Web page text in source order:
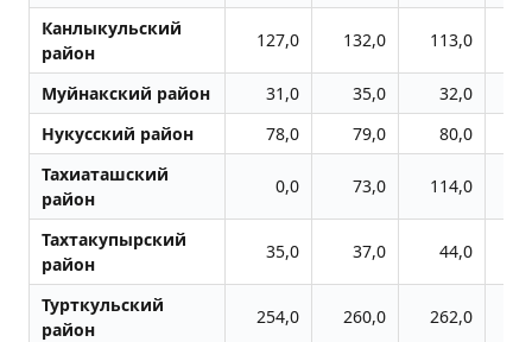
Канлыкульский
район
127,0 132,0 113,0
Муйнакский район 31,0 35,0 32,0
Нукусский район
78,0 79,0 80,0
Тахиаташский
район
0,0 73,0 114,0
Тахтакупырский
район
35,0 37,0 44,0
Турткульский
район
254,0 260,0 262,0